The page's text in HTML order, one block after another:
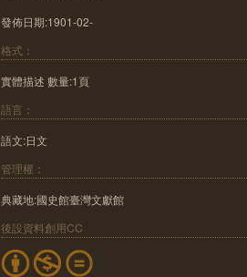
發佈日期:1901-02-
格式：
實體描述 數量:1頁
語言：
語文:日文
管理權：
典藏地:國史館臺灣文獻館
後設資料創用CC